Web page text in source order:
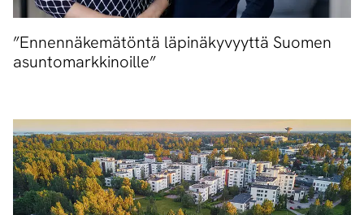
”Ennennäkemätöntä läpinäkyvyyttä Suomen
asuntomarkkinoille”